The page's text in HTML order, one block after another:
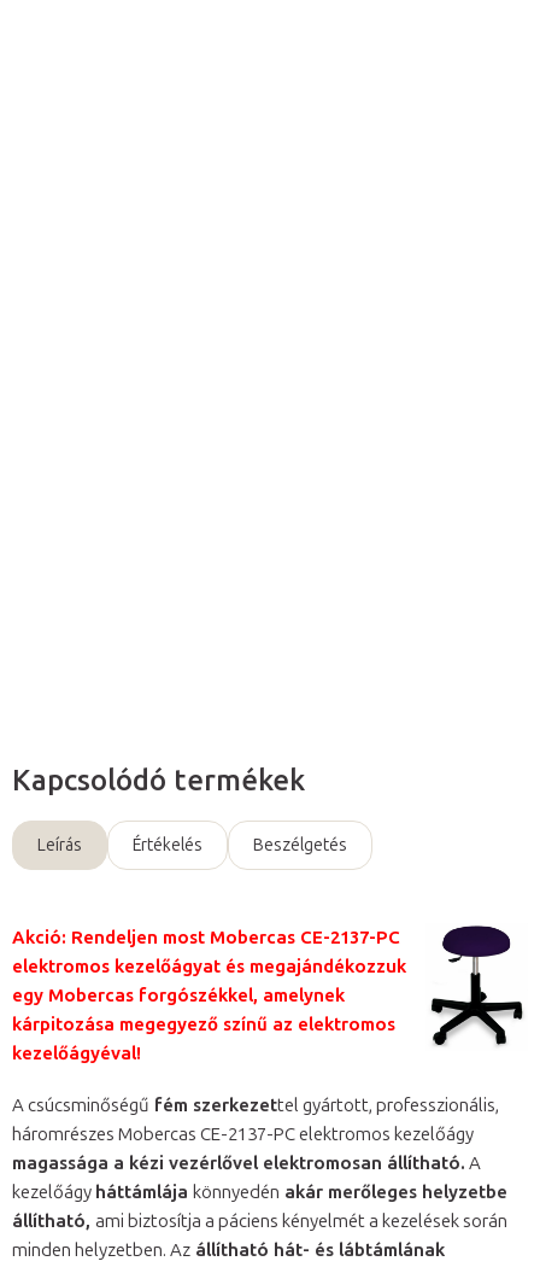
Kapcsolódó termékek
Leírás Értékelés Beszélgetés
Akció: Rendeljen most Mobercas CE-2137-PC
elektromos kezelőágyat és megajándékozzuk
egy Mobercas forgószékkel, amelynek
kárpitozása megegyező színű az elektromos
kezelőágyéval!
A csúcsminőségű fém szerkezettel gyártott, professzionális,
háromrészes Mobercas CE-2137-PC elektromos kezelőágy
magassága a kézi vezérlővel elektromosan állítható. A
kezelőágy háttámlája könnyedén akár merőleges helyzetbe
állítható, ami biztosítja a páciens kényelmét a kezelések során
minden helyzetben. Az állítható hát- és lábtámlának